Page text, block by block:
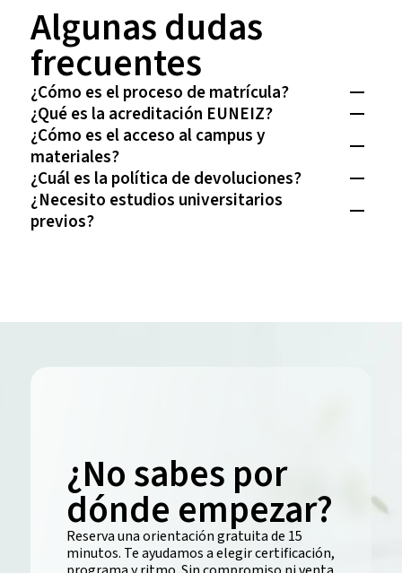
Algunas dudas
frecuentes
¿Cómo es el proceso de matrícula?
¿Qué es la acreditación EUNEIZ?
¿Cómo es el acceso al campus y
materiales?
¿Cuál es la política de devoluciones?
¿Necesito estudios universitarios
previos?
¿No sabes por
dónde empezar?
Reserva una orientación gratuita de 15
minutos. Te ayudamos a elegir certificación,